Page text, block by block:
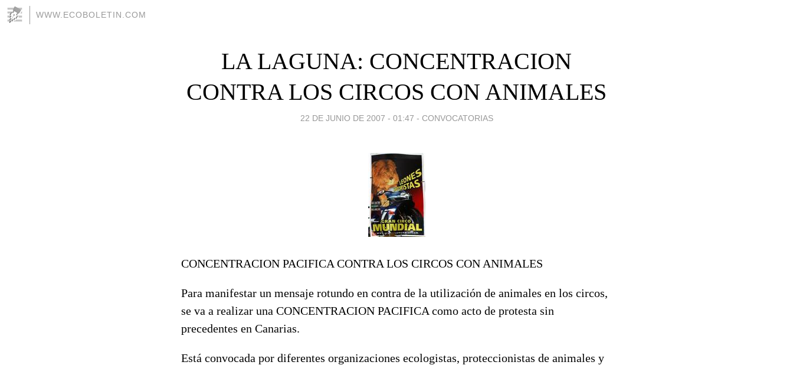
WWW.ECOBOLETIN.COM
LA LAGUNA: CONCENTRACION
CONTRA LOS CIRCOS CON ANIMALES
22 DE JUNIO DE 2007 - 01:47 - CONVOCATORIAS
CONCENTRACION PACIFICA CONTRA LOS CIRCOS CON ANIMALES
Para manifestar un mensaje rotundo en contra de la utilización de animales en los circos,
se va a realizar una CONCENTRACION PACIFICA como acto de protesta sin
precedentes en Canarias.
Está convocada por diferentes organizaciones ecologistas, proteccionistas de animales y